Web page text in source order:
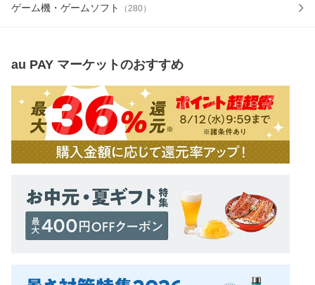
ゲーム機・ゲームソフト （280）
au PAY マーケットのおすすめ